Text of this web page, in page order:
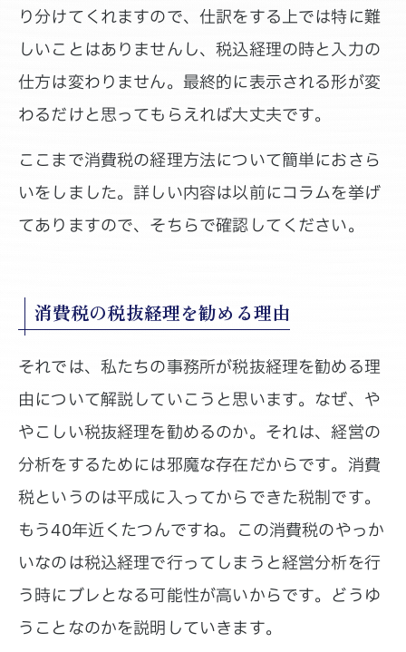
り分けてくれますので、仕訳をする上では特に難
しいことはありませんし、税込経理の時と入力の
仕方は変わりません。最終的に表示される形が変
わるだけと思ってもらえれば大丈夫です。
ここまで消費税の経理方法について簡単におさら
いをしました。詳しい内容は以前にコラムを挙げ
てありますので、そちらで確認してください。
消費税の税抜経理を勧める理由
それでは、私たちの事務所が税抜経理を勧める理
由について解説していこうと思います。なぜ、や
やこしい税抜経理を勧めるのか。それは、経営の
分析をするためには邪魔な存在だからです。消費
税というのは平成に入ってからできた税制です。
もう40年近くたつんですね。この消費税のやっか
いなのは税込経理で行ってしまうと経営分析を行
う時にブレとなる可能性が高いからです。どうゆ
うことなのかを説明していきます。